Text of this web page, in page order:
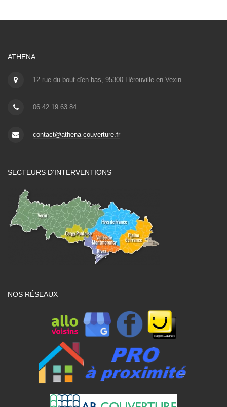
ATHENA
12 rue du bout d'en bas, 95300 Hérouville-en-Vexin
06 42 19 63 84
contact@athena-couverture.fr
SECTEURS D’INTERVENTIONS
NOS RÉSEAUX